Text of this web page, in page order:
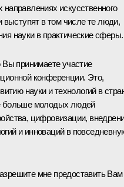
искусственного
выступят в том числе те люди,
науки в практические сферы.
принимаете участие
конференции. Это,
науки и технологий в
больше молодых людей
цифровизации,
и инноваций в
мне предоставить Вам